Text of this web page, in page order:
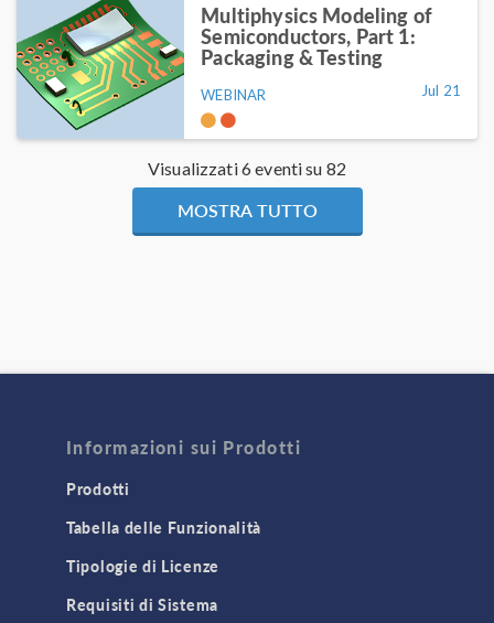
Multiphysics Modeling of
Semiconductors, Part 1:
Packaging & Testing
WEBINAR Jul 21
Visualizzati 6 eventi su 82
MOSTRA TUTTO
Informazioni sui Prodotti
Prodotti
Tabella delle Funzionalità
Tipologie di Licenze
Requisiti di Sistema